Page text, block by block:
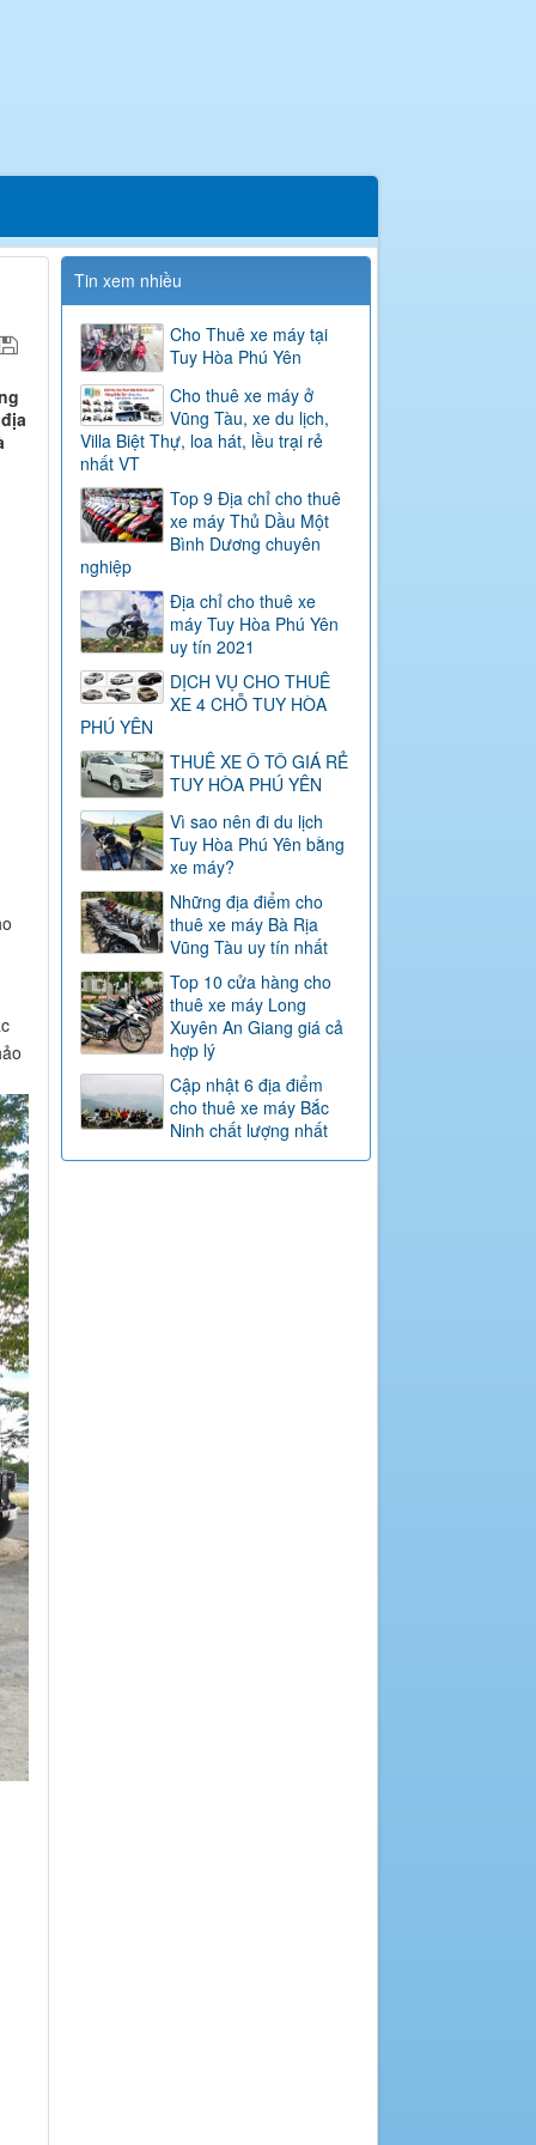
Tin xem nhiều
Cho Thuê xe máy tại
Tuy Hòa Phú Yên
Cho thuê xe máy ở
Vũng Tàu, xe du lịch,
Villa Biệt Thự, loa hát, lều trại rẻ
nhất VT
Top 9 Địa chỉ cho thuê
xe máy Thủ Dầu Một
Bình Dương chuyên
nghiệp
Địa chỉ cho thuê xe
máy Tuy Hòa Phú Yên
uy tín 2021
DỊCH VỤ CHO THUÊ
XE 4 CHỖ TUY HÒA
PHÚ YÊN
THUÊ XE Ô TÔ GIÁ RẺ
TUY HÒA PHÚ YÊN
Vì sao nên đi du lịch
Tuy Hòa Phú Yên bằng
xe máy?
Những địa điểm cho
thuê xe máy Bà Rịa
Vũng Tàu uy tín nhất
Top 10 cửa hàng cho
thuê xe máy Long
Xuyên An Giang giá cả
hợp lý
Cập nhật 6 địa điểm
cho thuê xe máy Bắc
Ninh chất lượng nhất